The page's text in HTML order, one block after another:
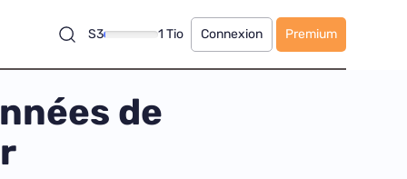
S3 1 Tio Connexion Premium
de